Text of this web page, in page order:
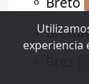
⚬Bretún
experiencia